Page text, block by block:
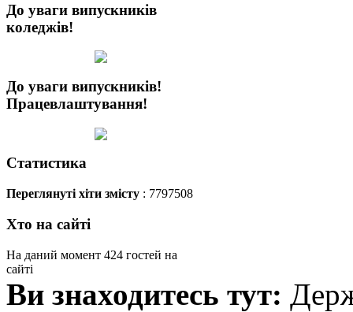
До уваги випускників
коледжів!
До уваги випускників!
Працевлаштування!
Статистика
Переглянуті хіти змісту : 7797508
Хто на сайті
На даний момент 424 гостей на
сайті
Ви знаходитесь тут: